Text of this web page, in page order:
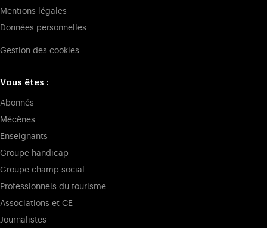
Mentions légales
Données personnelles
Gestion des cookies
Vous êtes :
Abonnés
Mécènes
Enseignants
Groupe handicap
Groupe champ social
Professionnels du tourisme
Associations et CE
Journalistes